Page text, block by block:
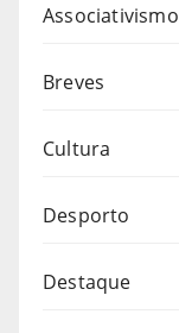
Associativismo
Breves
Cultura
Desporto
Destaque